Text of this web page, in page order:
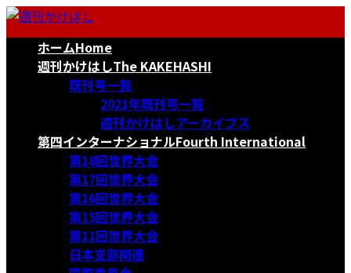
コ
ナ
ホームHome
週刊かけはしThe KAKEHASHI
既刊号一覧
2021年既刊号一覧
週刊かけはしアーカイブス
第四インターナショナルFourth International
第18回世界大会
第17回世界大会
第16回世界大会
第15回世界大会
第11回世界大会
日本支部関連